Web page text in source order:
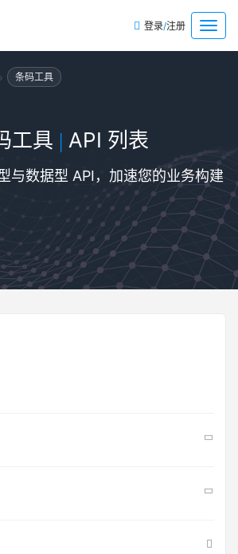
菜
单
登录/注册
› 条码工具
工具 | API 列表
与数据型 API，加速您的业务构建